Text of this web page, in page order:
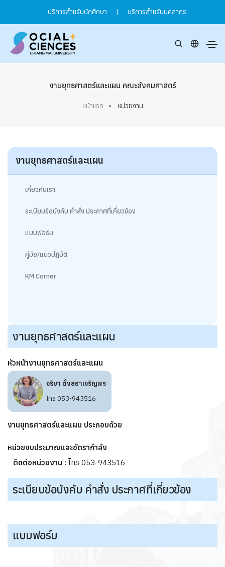
บริการสำหรับนักศึกษา | บริการสำหรับบุคลากร
งานยุทธศาสตร์และแผน คณะสังคมศาสตร์
หน้าแรก หน่วยงาน
งานยุทธศาสตร์และแผน
เกี่ยวกับเรา
ระเบียบข้อบังคับ คำสั่ง ประกาศที่เกี่ยวข้อง
แบบฟอร์ม
คู่มือ/แนวปฏิบัติ
KM Corner
งานยุทธศาสตร์และแผน
หัวหน้างานยุทธศาสตร์และแผน
จริยา ตั้งสถาเจริญพร
โทร 053-943516
งานยุทธศาสตร์และแผน ประกอบด้วย
หน่วยงบประมาณและอัตรากำลัง
ติดต่อหน่วยงาน : โทร 053-943516
ระเบียบข้อบังคับ คำสั่ง ประกาศที่เกี่ยวข้อง
แบบฟอร์ม